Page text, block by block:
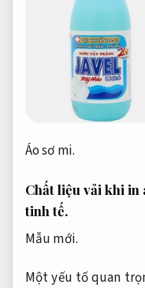
Áo sơ mi.
Chất liệu vải khi in
tinh tế.
Mẫu mới.
Một yếu tố quan